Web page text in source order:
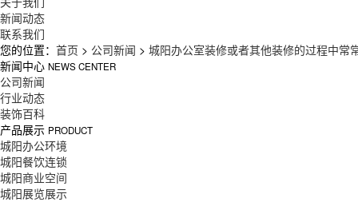
新闻动态
联系我们
您的位置： 首页 > 公司新闻 > 城阳办公室装修或者其他装修的过程中常
新闻中心 NEWS CENTER
公司新闻
行业动态
装饰百科
产品展示 PRODUCT
城阳办公环境
城阳餐饮连锁
城阳商业空间
城阳展览展示